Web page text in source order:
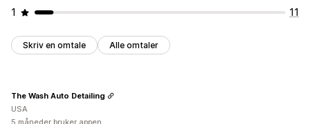
1
11
Skriv en omtale Alle omtaler
The Wash Auto Detailing
USA